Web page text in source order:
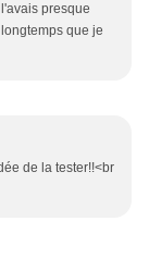
presque
que je
de la tester!!<br